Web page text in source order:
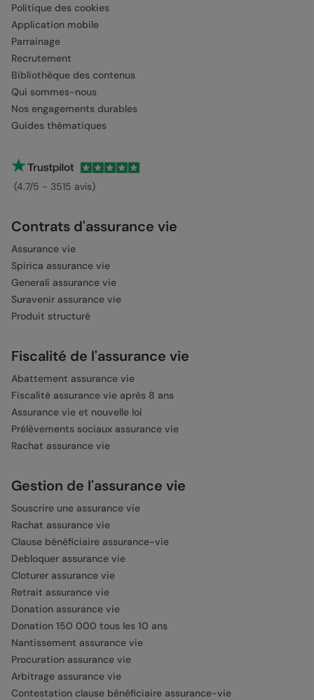
Politique des cookies
Application mobile
Parrainage
Recrutement
Bibliothèque des contenus
Qui sommes-nous
Nos engagements durables
Guides thématiques
(4.7/5 - 3515 avis)
Contrats d'assurance vie
Assurance vie
Spirica assurance vie
Generali assurance vie
Suravenir assurance vie
Produit structuré
Fiscalité de l'assurance vie
Abattement assurance vie
Fiscalité assurance vie après 8 ans
Assurance vie et nouvelle loi
Prélèvements sociaux assurance vie
Rachat assurance vie
Gestion de l'assurance vie
Souscrire une assurance vie
Rachat assurance vie
Clause bénéficiaire assurance-vie
Debloquer assurance vie
Cloturer assurance vie
Retrait assurance vie
Donation assurance vie
Donation 150 000 tous les 10 ans
Nantissement assurance vie
Procuration assurance vie
Arbitrage assurance vie
Contestation clause bénéficiaire assurance-vie